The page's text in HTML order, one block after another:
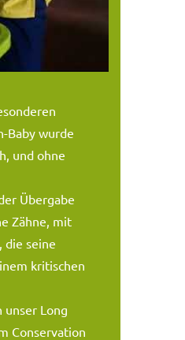
Baby wurde
und ohne
Übergabe
Zähne, mit
die seine
kritischen
Long
Conservation